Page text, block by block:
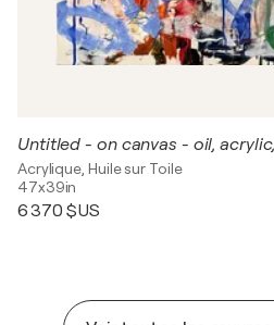
Acrylique, Huile sur Toile
47x39in
6 370 $US